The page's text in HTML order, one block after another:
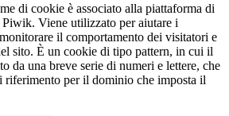
di cookie è associato alla piattaforma di
Viene utilizzato per aiutare i
il comportamento dei visitatori e
sito. È un cookie di tipo pattern, in cui il
da una breve serie di numeri e lettere, che
riferimento per il dominio che imposta il